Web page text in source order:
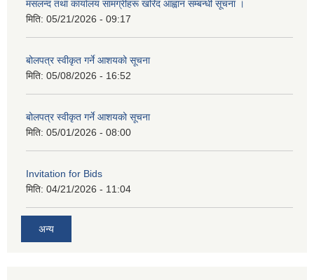
मसलन्द तथा कार्यालय सामग्रीहरू खरिद आह्वान सम्बन्धी सूचना ।
मिति: 05/21/2026 - 09:17
बोलपत्र स्वीकृत गर्ने आशयको सूचना
मिति: 05/08/2026 - 16:52
बोलपत्र स्वीकृत गर्ने आशयको सूचना
मिति: 05/01/2026 - 08:00
Invitation for Bids
मिति: 04/21/2026 - 11:04
अन्य